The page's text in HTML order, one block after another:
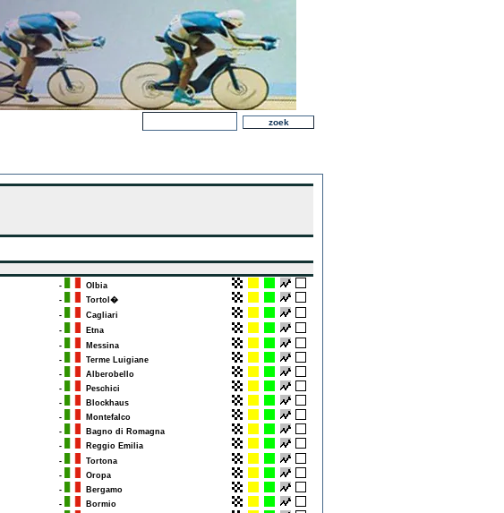
-
Olbia
-
Tortol�
-
Cagliari
-
Etna
-
Messina
-
Terme Luigiane
-
Alberobello
-
Peschici
-
Blockhaus
-
Montefalco
-
Bagno di Romagna
-
Reggio Emilia
-
Tortona
-
Oropa
-
Bergamo
-
Bormio